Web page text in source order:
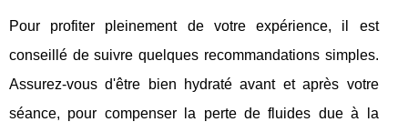
Pour profiter pleinement de votre expérience, il est
conseillé de suivre quelques recommandations simples.
Assurez-vous d'être bien hydraté avant et après votre
séance, pour compenser la perte de fluides due à la